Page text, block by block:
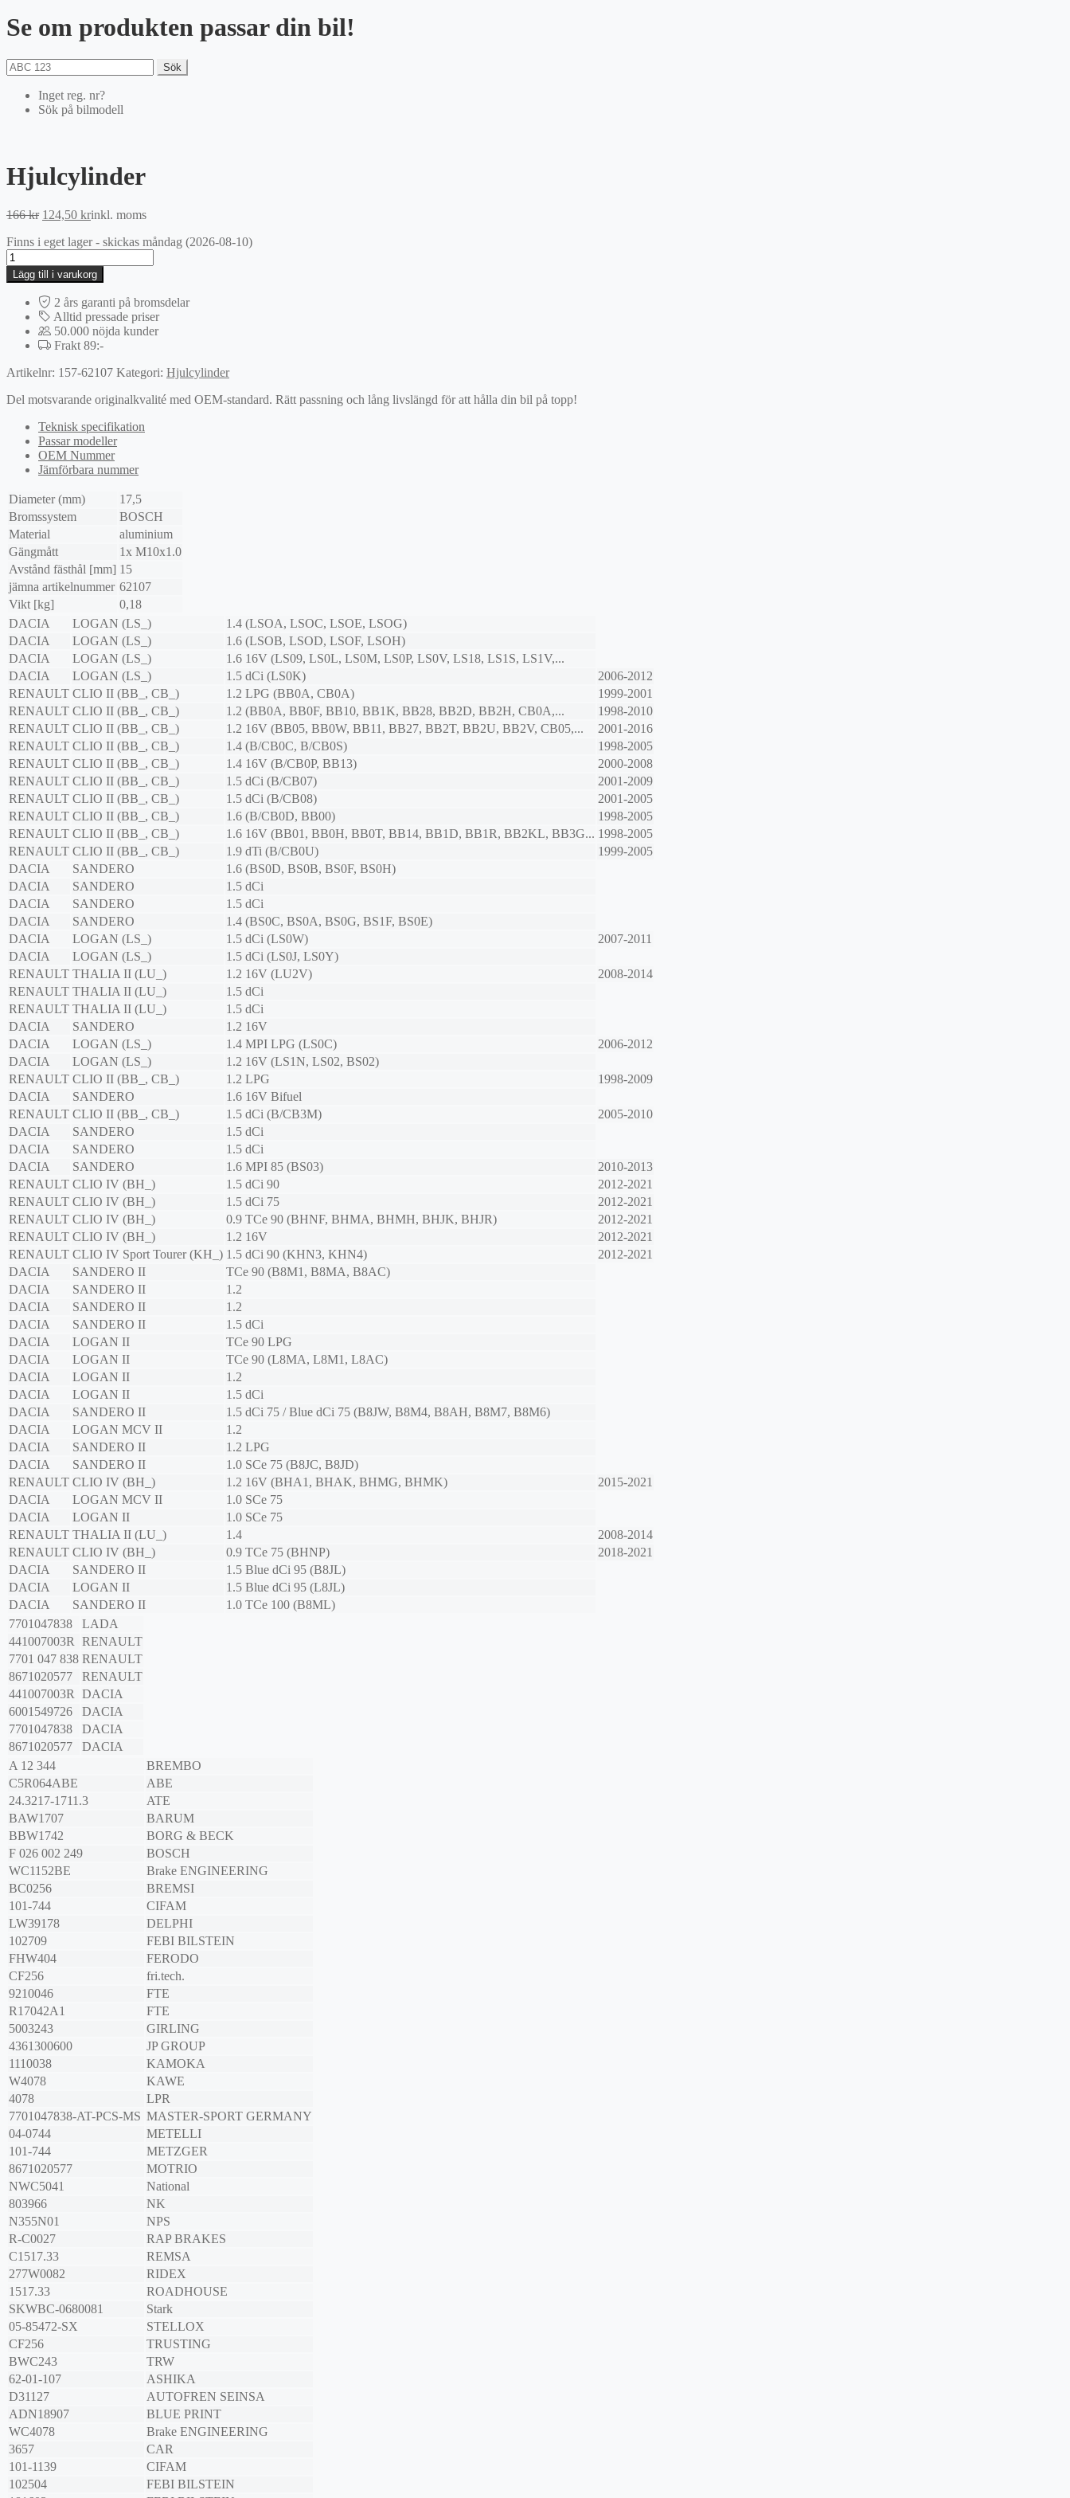
Se om produkten passar din bil!
Sök
Inget reg. nr?
Sök på bilmodell
Hjulcylinder
166kr Det
priset
166 kr.
124,50 krDet
priset
124,50 kr.
inkl. moms
Finns i eget lager - skickas måndag (2026-08-10)
Hjulcylinder
mängd
Lägg till i varukorg
2 års garanti på bromsdelar
Alltid pressade priser
50.000 nöjda kunder
Frakt 89:-
Artikelnr: 157-62107 Kategori: Hjulcylinder
Del motsvarande originalkvalité med OEM-standard. Rätt passning och lång livslängd för att hålla din bil på topp!
Teknisk specifikation
Passar modeller
OEM Nummer
Jämförbara nummer
Diameter (mm)
17,5
Bromssystem
BOSCH
Material
aluminium
Gängmått
1x M10x1.0
Avstånd fästhål [mm] 15
jämna artikelnummer 62107
Vikt [kg]
0,18
DACIA
LOGAN (LS_)
1.4 (LSOA, LSOC, LSOE, LSOG)
DACIA
LOGAN (LS_)
1.6 (LSOB, LSOD, LSOF, LSOH)
DACIA
LOGAN (LS_)
1.6 16V (LS09, LS0L, LS0M, LS0P, LS0V, LS18, LS1S, LS1V,...
DACIA
LOGAN (LS_) 1.5 dCi (LS0K)
2006-2012
RENAULT CLIO II (BB_, CB_) 1.2 LPG (BB0A, CB0A)
1999-2001
RENAULT CLIO II (BB_, CB_) 1.2 (BB0A, BB0F, BB10, BB1K, BB28, BB2D, BB2H, CB0A,...
1998-2010
RENAULT CLIO II (BB_, CB_) 1.2 16V (BB05, BB0W, BB11, BB27, BB2T, BB2U, BB2V, CB05,...
2001-2016
RENAULT CLIO II (BB_, CB_) 1.4 (B/CB0C, B/CB0S)
1998-2005
RENAULT CLIO II (BB_, CB_) 1.4 16V (B/CB0P, BB13)
2000-2008
RENAULT CLIO II (BB_, CB_) 1.5 dCi (B/CB07)
2001-2009
RENAULT CLIO II (BB_, CB_) 1.5 dCi (B/CB08)
2001-2005
RENAULT CLIO II (BB_, CB_) 1.6 (B/CB0D, BB00)
1998-2005
RENAULT CLIO II (BB_, CB_) 1.6 16V (BB01, BB0H, BB0T, BB14, BB1D, BB1R, BB2KL, BB3G... 1998-2005
RENAULT CLIO II (BB_, CB_) 1.9 dTi (B/CB0U)
1999-2005
DACIA
SANDERO
1.6 (BS0D, BS0B, BS0F, BS0H)
DACIA
SANDERO
1.5 dCi
DACIA
SANDERO
1.5 dCi
DACIA
SANDERO
1.4 (BS0C, BS0A, BS0G, BS1F, BS0E)
DACIA
LOGAN (LS_) 1.5 dCi (LS0W)
2007-2011
DACIA
LOGAN (LS_)
1.5 dCi (LS0J, LS0Y)
RENAULT THALIA II (LU_) 1.2 16V (LU2V)
2008-2014
RENAULT THALIA II (LU_)
1.5 dCi
RENAULT THALIA II (LU_)
1.5 dCi
DACIA
SANDERO
1.2 16V
DACIA
LOGAN (LS_) 1.4 MPI LPG (LS0C)
2006-2012
DACIA
LOGAN (LS_)
1.2 16V (LS1N, LS02, BS02)
RENAULT CLIO II (BB_, CB_) 1.2 LPG
1998-2009
DACIA
SANDERO
1.6 16V Bifuel
RENAULT CLIO II (BB_, CB_) 1.5 dCi (B/CB3M)
2005-2010
DACIA
SANDERO
1.5 dCi
DACIA
SANDERO
1.5 dCi
DACIA
SANDERO 1.6 MPI 85 (BS03)
2010-2013
RENAULT CLIO IV (BH_) 1.5 dCi 90
2012-2021
RENAULT CLIO IV (BH_) 1.5 dCi 75
2012-2021
RENAULT CLIO IV (BH_) 0.9 TCe 90 (BHNF, BHMA, BHMH, BHJK, BHJR)
2012-2021
RENAULT CLIO IV (BH_) 1.2 16V
2012-2021
RENAULT CLIO IV Sport Tourer (KH_) 1.5 dCi 90 (KHN3, KHN4)
2012-2021
DACIA
SANDERO II
TCe 90 (B8M1, B8MA, B8AC)
DACIA
SANDERO II
1.2
DACIA
SANDERO II
1.2
DACIA
SANDERO II
1.5 dCi
DACIA
LOGAN II
TCe 90 LPG
DACIA
LOGAN II
TCe 90 (L8MA, L8M1, L8AC)
DACIA
LOGAN II
1.2
DACIA
LOGAN II
1.5 dCi
DACIA
SANDERO II
1.5 dCi 75 / Blue dCi 75 (B8JW, B8M4, B8AH, B8M7, B8M6)
DACIA
LOGAN MCV II
1.2
DACIA
SANDERO II
1.2 LPG
DACIA
SANDERO II
1.0 SCe 75 (B8JC, B8JD)
RENAULT CLIO IV (BH_) 1.2 16V (BHA1, BHAK, BHMG, BHMK)
2015-2021
DACIA
LOGAN MCV II
1.0 SCe 75
DACIA
LOGAN II
1.0 SCe 75
RENAULT THALIA II (LU_) 1.4
2008-2014
RENAULT CLIO IV (BH_) 0.9 TCe 75 (BHNP)
2018-2021
DACIA
SANDERO II
1.5 Blue dCi 95 (B8JL)
DACIA
LOGAN II
1.5 Blue dCi 95 (L8JL)
DACIA
SANDERO II
1.0 TCe 100 (B8ML)
7701047838
LADA
441007003R
RENAULT
7701 047 838 RENAULT
8671020577
RENAULT
441007003R
DACIA
6001549726
DACIA
7701047838
DACIA
8671020577
DACIA
A 12 344
BREMBO
C5R064ABE
ABE
24.3217-1711.3
ATE
BAW1707
BARUM
BBW1742
BORG & BECK
F 026 002 249
BOSCH
WC1152BE
Brake ENGINEERING
BC0256
BREMSI
101-744
CIFAM
LW39178
DELPHI
102709
FEBI BILSTEIN
FHW404
FERODO
CF256
fri.tech.
9210046
FTE
R17042A1
FTE
5003243
GIRLING
4361300600
JP GROUP
1110038
KAMOKA
W4078
KAWE
4078
LPR
7701047838-AT-PCS-MS MASTER-SPORT GERMANY
04-0744
METELLI
101-744
METZGER
8671020577
MOTRIO
NWC5041
National
803966
NK
N355N01
NPS
R-C0027
RAP BRAKES
C1517.33
REMSA
277W0082
RIDEX
1517.33
ROADHOUSE
SKWBC-0680081
Stark
05-85472-SX
STELLOX
CF256
TRUSTING
BWC243
TRW
62-01-107
ASHIKA
D31127
AUTOFREN SEINSA
ADN18907
BLUE PRINT
WC4078
Brake ENGINEERING
3657
CAR
101-1139
CIFAM
102504
FEBI BILSTEIN